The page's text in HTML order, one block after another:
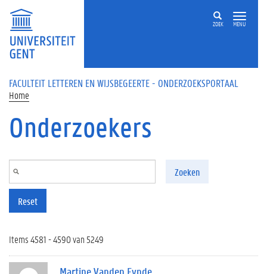
Overslaan en naar de inhoud gaan
ZOEK MENU
FACULTEIT LETTEREN EN WIJSBEGEERTE - ONDERZOEKSPORTAAL
Home
Onderzoekers
Zoeken
Reset
Items 4581 - 4590 van 5249